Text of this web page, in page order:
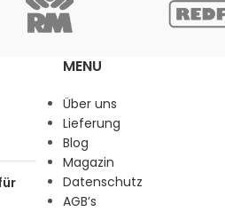
MENU
Über uns
Lieferung
Blog
Magazin
Datenschutz
AGB’s